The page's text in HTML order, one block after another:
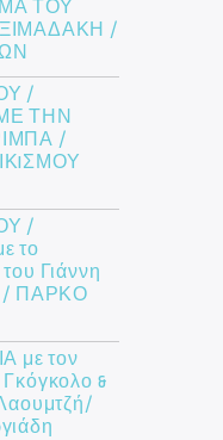
ΤΟΥ
/
/
ΤΗΝ
/
/
το
Γιάννη
/ ΠΑΡΚΟ
με τον
&